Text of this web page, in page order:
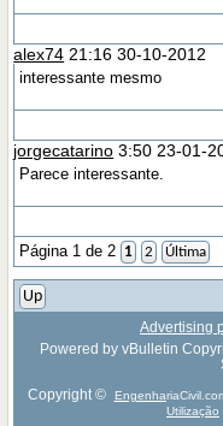
alex74 21:16 30-10-2012
interessante mesmo
jorgecatarino 3:50 23-01-
Parece interessante.
Página 1 de 2 1 2 Última
Up
Advertising
Powered by vBulletin
Copyright ©
Utilização